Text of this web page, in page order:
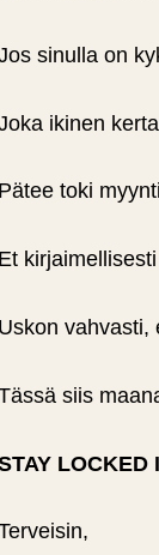
sinulla on
ikinen
Pätee toki
Et
Uskon vahvasti,
siis
LOCKED